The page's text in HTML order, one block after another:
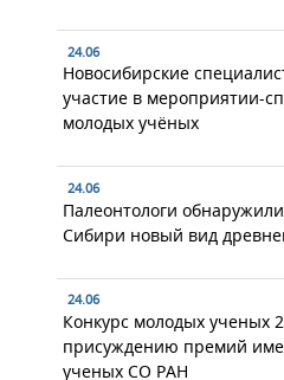
24.06
Новосибирские
участие в мероприятии-
молодых учёных
24.06
Палеонтологи
Сибири новый вид
24.06
Конкурс молодых ученых
присуждению премий
ученых СО РАН